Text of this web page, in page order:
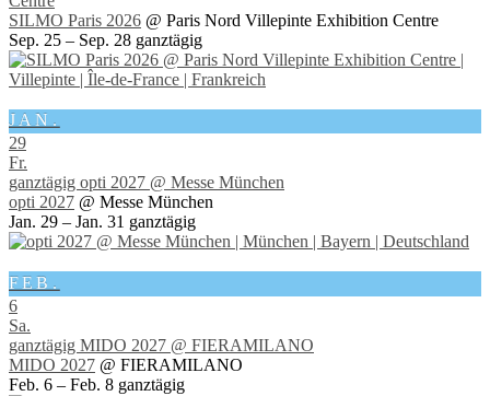
SILMO Paris 2026 @ Paris Nord Villepinte Exhibition Centre
Sep. 25 – Sep. 28 ganztägig
JAN.
29
Fr.
ganztägig opti 2027 @ Messe München
opti 2027 @ Messe München
Jan. 29 – Jan. 31 ganztägig
FEB.
6
Sa.
ganztägig MIDO 2027 @ FIERAMILANO
MIDO 2027 @ FIERAMILANO
Feb. 6 – Feb. 8 ganztägig